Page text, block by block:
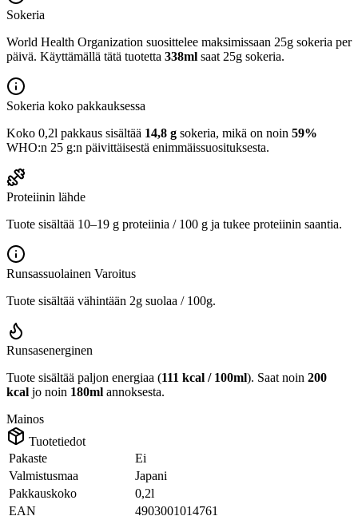
Sokeria
World Health Organization suosittelee maksimissaan 25g sokeria per
päivä. Käyttämällä tätä tuotetta 338ml saat 25g sokeria.
Sokeria koko pakkauksessa
Koko 0,2l pakkaus sisältää 14,8 g sokeria, mikä on noin 59%
WHO:n 25 g:n päivittäisestä enimmäissuosituksesta.
Proteiinin lähde
Tuote sisältää 10–19 g proteiinia / 100 g ja tukee proteiinin saantia.
Runsassuolainen Varoitus
Tuote sisältää vähintään 2g suolaa / 100g.
Runsasenerginen
Tuote sisältää paljon energiaa (111 kcal / 100ml). Saat noin 200
kcal jo noin 180ml annoksesta.
Mainos
Tuotetiedot
Pakaste
Ei
Valmistusmaa
Japani
Pakkauskoko
0,2l
EAN
4903001014761